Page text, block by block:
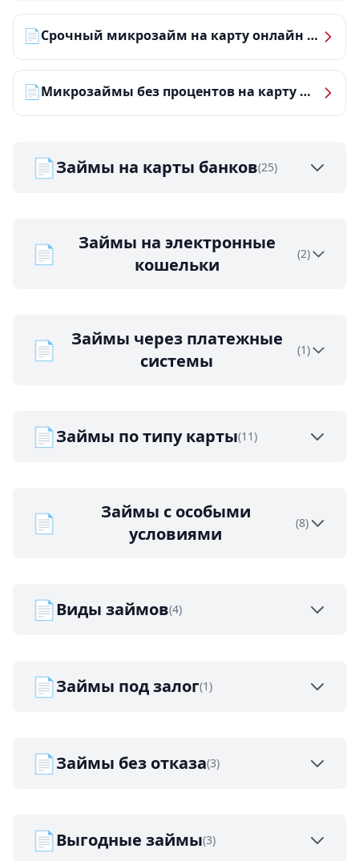
📄 Срочный микрозайм на карту онлайн — получить деньги за 5 минут
📄 Микрозаймы без процентов на карту — ТОП-10 за 2026 год
📄Займы на карты банков(25)
📄
Займы на электронные
кошельки
(2)
📄
Займы через платежные
системы
(1)
📄Займы по типу карты(11)
📄
Займы с особыми
условиями
(8)
📄Виды займов(4)
📄Займы под залог(1)
📄Займы без отказа(3)
📄Выгодные займы(3)